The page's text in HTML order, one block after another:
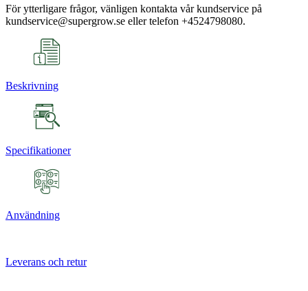
För ytterligare frågor, vänligen kontakta vår kundservice på
kundservice@supergrow.se eller telefon +4524798080.
Beskrivning
Specifikationer
Användning
Leverans och retur